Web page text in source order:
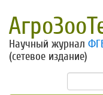
Научный журнал
(сетевое издание)